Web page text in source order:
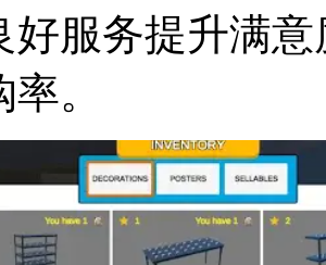
好服务提升满
。